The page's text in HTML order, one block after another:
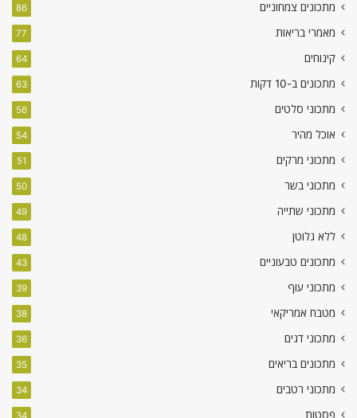
מתכונים צמחוניים 86
מאמרי בריאות 77
קינוחים 64
מתכונים ב-10 דקות 63
מתכוני סלטים 56
אוכל מהיר 54
מתכוני מרקים 51
מתכוני בשר 50
מתכוני שתייה 49
ללא גלוטן 48
מתכונים טבעוניים 43
מתכוני עוף 39
מטבח אמריקאי 38
מתכוני דגים 36
מתכונים בריאים 35
מתכוני רטבים 34
פסטות